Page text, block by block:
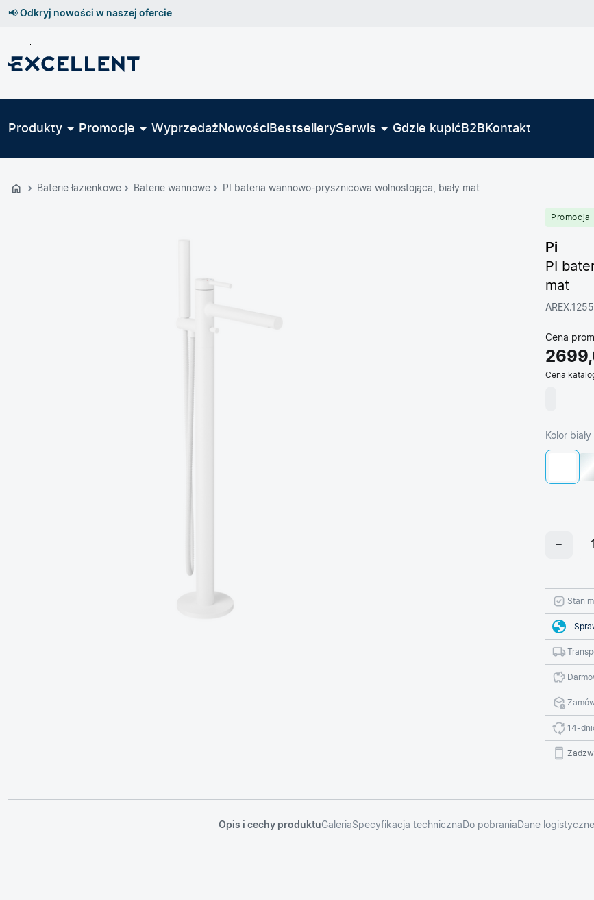
Przejdź
GŁÓWNEJ
📢 Odkryj nowości w naszej ofercie
Produkty Promocje Wyprzedaż NowościBestsellerySerwis Gdzie kupićB2B Kontakt
Baterie łazienkowe Baterie wannowe PI bateria wannowo-prysznicowa wolnostojąca, biały mat
Promocja
Pi
PI
mat
Cena
Cena
Kolor
Stan
14-
Opis i cechy produktuGaleriaSpecyfikacja techniczna Do pobrania Dane logistyczne